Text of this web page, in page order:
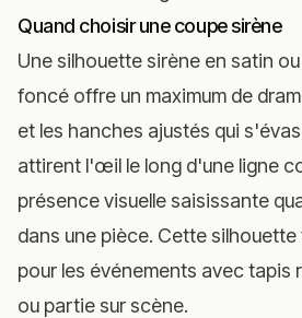
Quand choisir une coupe sirène
Une silhouette sirène en satin
foncé offre un maximum de
et les hanches ajustés qui
attirent l'œil le long d'une ligne
présence visuelle saisissante
dans une pièce. Cette
pour les événements avec tapis
ou partie sur scène.